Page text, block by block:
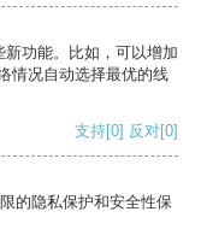
功能。比如，可以增加
情况自动选择最优的线
支持[0] 反对[0]
的隐私保护和安全性保